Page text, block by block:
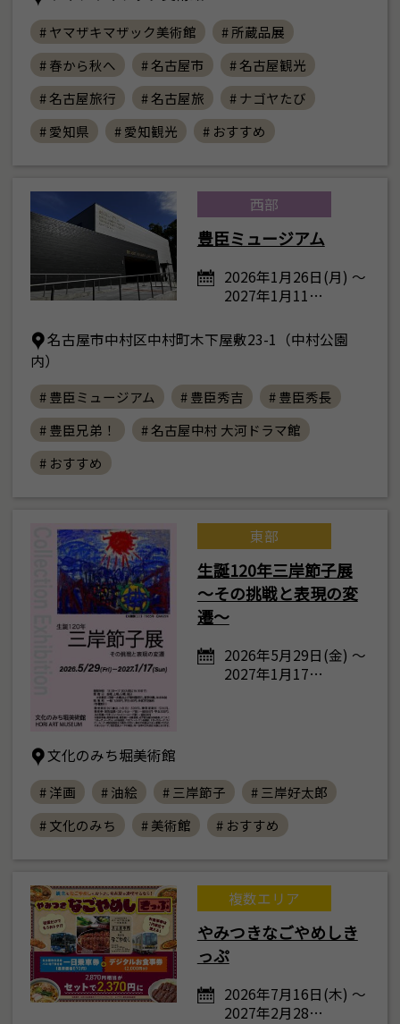
# ヤマザキマザック美術館
# 所蔵品展
# 春から秋へ
# 名古屋市
# 名古屋観光
# 名古屋旅行
# 名古屋旅
# ナゴヤたび
# 愛知県
# 愛知観光 # おすすめ
西部
豊臣ミュージアム
2026年1月26日(月) ～
2027年1月11…
名古屋市中村区中村町木下屋敷23-1（中村公園
内）
# 豊臣ミュージアム # 豊臣秀吉
# 豊臣秀長
# 豊臣兄弟！
# 名古屋中村 大河ドラマ館
# おすすめ
東部
生誕120年三岸節子展
～その挑戦と表現の変
遷～
2026年5月29日(金) ～
2027年1月17…
文化のみち堀美術館
# 洋画 # 油絵 # 三岸節子
# 三岸好太郎
# 文化のみち
# 美術館 # おすすめ
複数エリア
やみつきなごやめしき
っぷ
2026年7月16日(木) ～
2027年2月28…